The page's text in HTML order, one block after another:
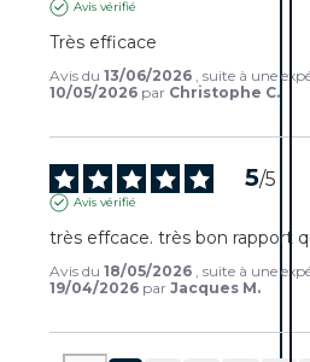
Avis vérifié
Très efficace
Avis du13/06/2026 , suite à une
10/05/2026 par Christophe C.
5/5
Avis vérifié
très effcace. très bon rapport
Avis du18/05/2026 , suite à une
19/04/2026 parJacques M.